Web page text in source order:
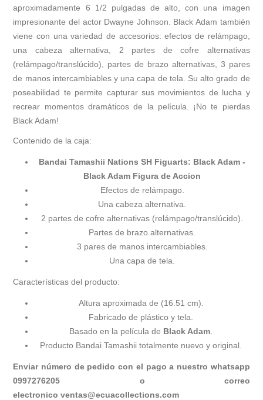
aproximadamente 6 1/2 pulgadas de alto, con una imagen
impresionante del actor Dwayne Johnson. Black Adam también
viene con una variedad de accesorios: efectos de relámpago,
una cabeza alternativa, 2 partes de cofre alternativas
(relámpago/translúcido), partes de brazo alternativas, 3 pares
de manos intercambiables y una capa de tela. Su alto grado de
poseabilidad te permite capturar sus movimientos de lucha y
recrear momentos dramáticos de la película. ¡No te pierdas
Black Adam!
Contenido de la caja:
Bandai Tamashii Nations SH Figuarts: Black Adam -
Black Adam Figura de Accion
Efectos de relámpago.
Una cabeza alternativa.
2 partes de cofre alternativas (relámpago/translúcido).
Partes de brazo alternativas.
3 pares de manos intercambiables.
Una capa de tela.
Características del producto:
Altura aproximada de (16.51 cm).
Fabricado de plástico y tela.
Basado en la película de Black Adam
Producto Bandai Tamashii totalmente nuevo y original.
Enviar número de pedido con el pago a nuestro whatsapp
0997276205 o correo
electronicoventas@ecuacollections.com